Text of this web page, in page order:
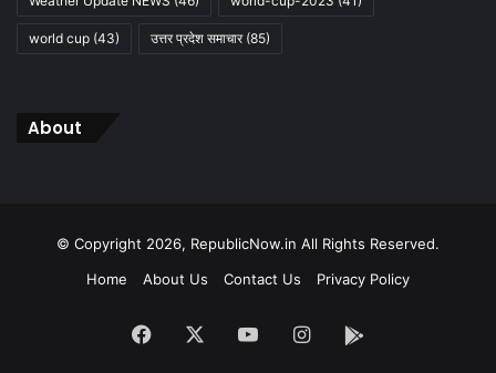
world cup (43) उत्तर प्रदेश समाचार(85)
About
© Copyright 2026, RepublicNow.in All Rights Reserved.
Home
About Us Contact Us Privacy Policy
Facebook YouTubeInstagram